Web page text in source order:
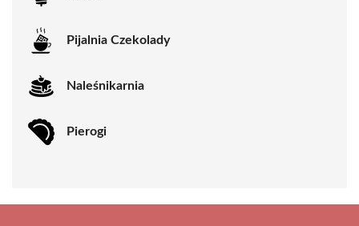
Pijalnia Czekolady
Naleśnikarnia
Pierogi